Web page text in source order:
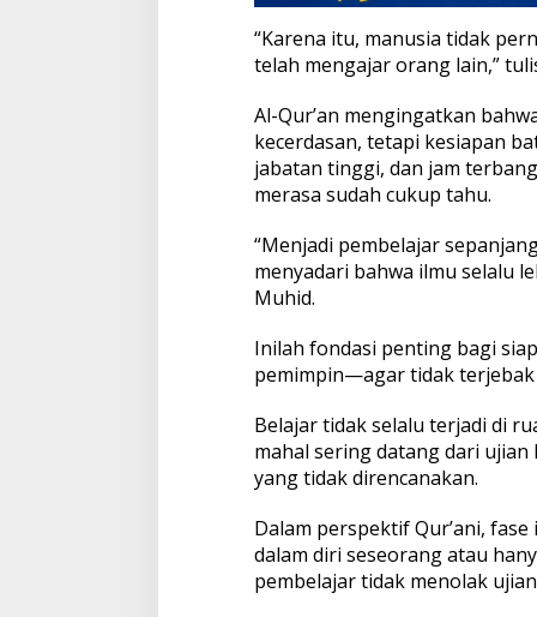
“Karena itu, manusia tidak
telah mengajar orang lain,”
Al-Qur’an mengingatkan
kecerdasan, tetapi kesiapan
jabatan tinggi, dan jam
merasa sudah cukup tahu.
“Menjadi pembelajar
menyadari bahwa ilmu selalu
Muhid.
Inilah fondasi penting bagi
pemimpin—agar tidak terjebak
Belajar tidak selalu terjadi di
mahal sering datang dari
yang tidak direncanakan.
Dalam perspektif Qur’ani,
dalam diri seseorang atau
pembelajar tidak menolak